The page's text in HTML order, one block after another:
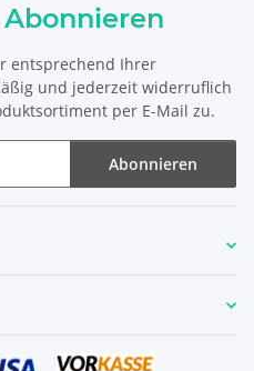
entsprechend Ihrer
und jederzeit widerruflich
per E-Mail zu.
Abonnieren